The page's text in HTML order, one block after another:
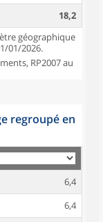
18,2
géographique
01/2026.
RP2007 au
regroupé en
6,4
6,4